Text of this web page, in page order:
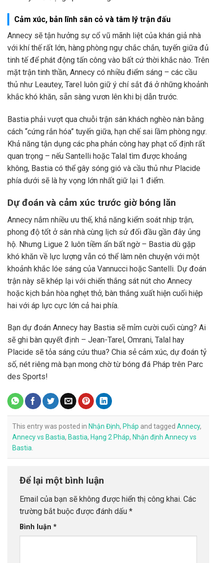
Cảm xúc, bản lĩnh sân cỏ và tâm lý trận đấu
Annecy sẽ tận hưởng sự cổ vũ mãnh liệt của khán giả nhà
với khí thế rất lớn, hàng phòng ngự chắc chắn, tuyến giữa đủ
tinh tế để phát động tấn công vào bất cứ thời khắc nào. Trên
mặt trận tinh thần, Annecy có nhiều điểm sáng – các cầu
thủ như Leautey, Tarel luôn giữ ý chí sắt đá ở những khoảnh
khắc khó khăn, sẵn sàng vươn lên khi bị dẫn trước.
Bastia phải vượt qua chuỗi trận sân khách nghèo nàn bằng
cách “cứng rắn hóa” tuyến giữa, hạn chế sai lầm phòng ngự.
Khả năng tận dụng các pha phản công hay phạt cố định rất
quan trọng – nếu Santelli hoặc Talal tìm được khoảng
không, Bastia có thể gây sóng gió và cầu thủ như Placide
phía dưới sẽ là hy vọng lớn nhất giữ lại 1 điểm.
Dự đoán và cảm xúc trước giờ bóng lăn
Annecy nắm nhiều ưu thế, khả năng kiểm soát nhịp trận,
phong độ tốt ở sân nhà cùng lịch sử đối đầu gần đây ủng
hộ. Nhưng Ligue 2 luôn tiềm ẩn bất ngờ – Bastia dù gặp
khó khăn về lực lượng vẫn có thể làm nên chuyện với một
khoảnh khắc lóe sáng của Vannucci hoặc Santelli. Dự đoán
trận này sẽ khép lại với chiến thắng sát nút cho Annecy
hoặc kịch bản hòa nghẹt thở, bàn thắng xuất hiện cuối hiệp
hai với áp lực cực lớn cả hai phía.
Bạn dự đoán Annecy hay Bastia sẽ mỉm cười cuối cùng? Ai
sẽ ghi bàn quyết định – Jean-Tarel, Omrani, Talal hay
Placide sẽ tỏa sáng cứu thua? Chia sẻ cảm xúc, dự đoán tỷ
số, nét riêng mà bạn mong chờ từ bóng đá Pháp trên Parc
des Sports!
This entry was posted in Nhận Định, Pháp and tagged Annecy,
Annecy vs Bastia, Bastia, Hạng 2 Pháp, Nhận định Annecy vs
Bastia.
Để lại một bình luận
Email của bạn sẽ không được hiển thị công khai. Các
trường bắt buộc được đánh dấu *
Bình luận *